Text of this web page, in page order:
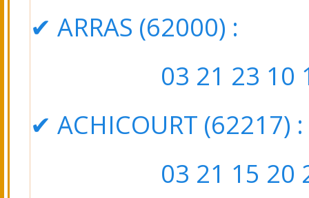
✔ ARRAS (62000) :
03 21 23 10
✔ ACHICOURT (62217)
03 21 15 20